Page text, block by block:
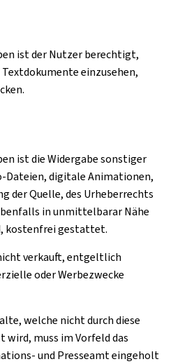
ist der Nutzer berechtigt,
einzusehen,
ist die Widergabe sonstiger
Dateien, digitale Animationen,
der Quelle, des Urheberrechts
in unmittelbarar Nähe
kostenfrei gestattet.
verkauft, entgeltlich
oder Werbezwecke
welche nicht durch diese
muss im Vorfeld das
und Presseamt eingeholt